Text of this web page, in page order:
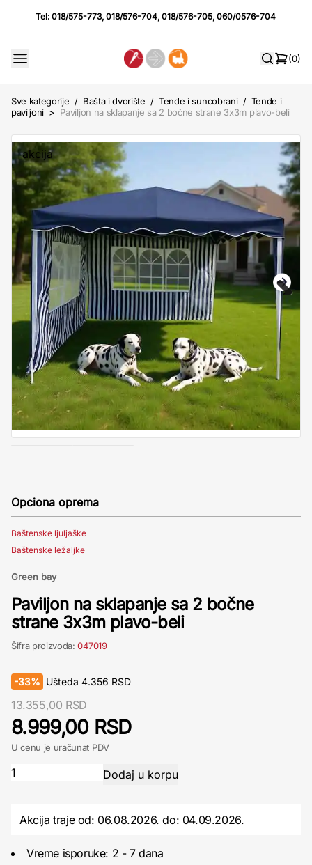
Tel:018/575-773,018/576-704,018/576-705,060/0576-704
(0)
Sve kategorije / Bašta i dvorište / Tende i suncobrani / Tende i
paviljoni > Paviljon na sklapanje sa 2 bočne strane 3x3m plavo-beli
akcija
Opciona oprema
Baštenske ljuljaške
Baštenske ležaljke
Green bay
Paviljon na sklapanje sa 2 bočne
strane 3x3m plavo-beli
Šifra proizvoda:047019
-33% Ušteda 4.356 RSD
13.355,00 RSD
8.999,00 RSD
U cenu je uračunat PDV
Akcija traje od: 06.08.2026.do: 04.09.2026.
Vreme isporuke: 2 - 7 dana